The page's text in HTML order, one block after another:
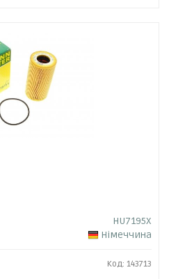
HU7195X
Німеччина
Код: 143713